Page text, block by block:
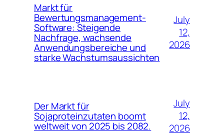
Markt für
Bewertungsmanagement-
Software: Steigende
Nachfrage, wachsende
Anwendungsbereiche und
starke Wachstumsaussichten
July
12,
2026
Der Markt für
Sojaproteinzutaten boomt
weltweit von 2025 bis 2082.
July
12,
2026